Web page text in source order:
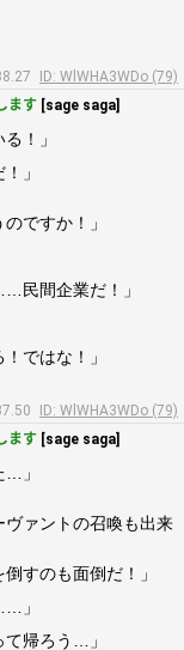
ID: WlWHA3WDo (79)
ます [sage saga]
！」
」
ですか！」
民間企業だ！」
ではな！」
ID: WlWHA3WDo (79)
ます [sage saga]
…」
ァントの召喚も出来
すのも面倒だ！」
」
帰ろう…」